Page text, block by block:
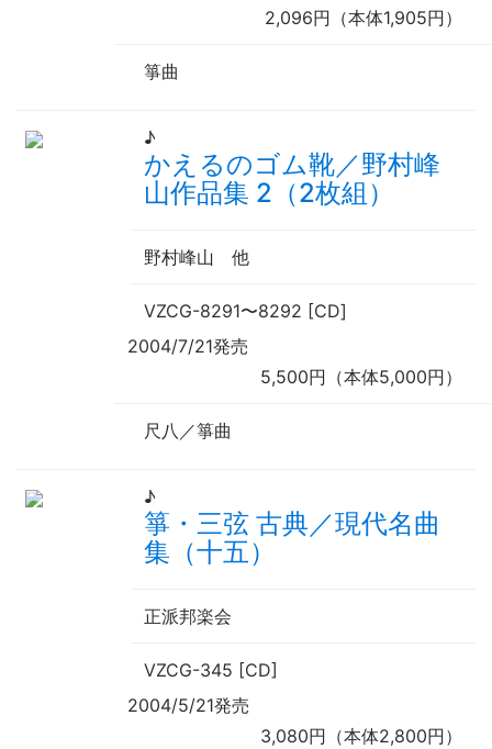
2,096円（本体1,905円）
箏曲
♪
かえるのゴム靴／野村峰
山作品集 2（2枚組）
野村峰山 他
VZCG-8291〜8292 [CD]
2004/7/21発売
5,500円（本体5,000円）
尺八／箏曲
♪
箏・三弦 古典／現代名曲
集（十五）
正派邦楽会
VZCG-345 [CD]
2004/5/21発売
3,080円（本体2,800円）